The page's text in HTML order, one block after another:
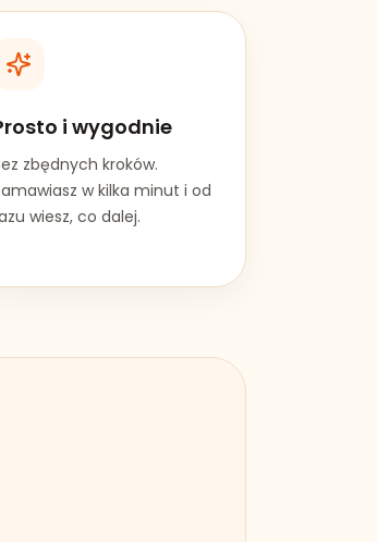
i wygodnie
zbędnych kroków.
w kilka minut i od
wiesz, co dalej.